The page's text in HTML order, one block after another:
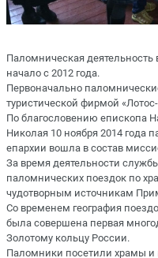
Паломническая деятельность
начало с 2012 года.
Первоначально
туристической фирмой «Лотос-
По благословению епископа
Николая 10 ноября 2014 года
епархии вошла в состав
За время деятельности
паломнических поездок по
чудотворным источникам
Со временем география
была совершена первая
Золотому кольцу России.
Паломники посетили храмы и